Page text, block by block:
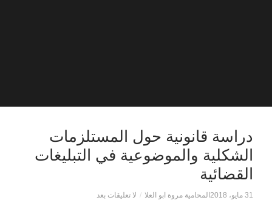
دراسة قانونية حول المستلزمات
الشكلية والموضوعية في التبليغات
القضائية
31 مايو، 2018 المحامية مروة ابو العلا / لا تعليقات بعد